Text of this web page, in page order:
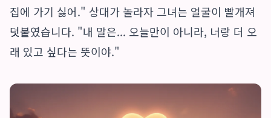
집에 가기 싫어." 상대가 놀라자 그녀는 얼굴이 빨개져
덧붙였습니다. "내 말은... 오늘만이 아니라, 너랑 더 오
래 있고 싶다는 뜻이야."